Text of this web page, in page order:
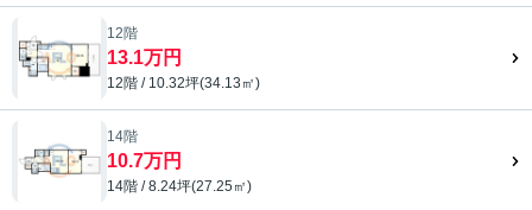
12階
13.1万円
12階 / 10.32坪(34.13㎡)
14階
10.7万円
14階 / 8.24坪(27.25㎡)